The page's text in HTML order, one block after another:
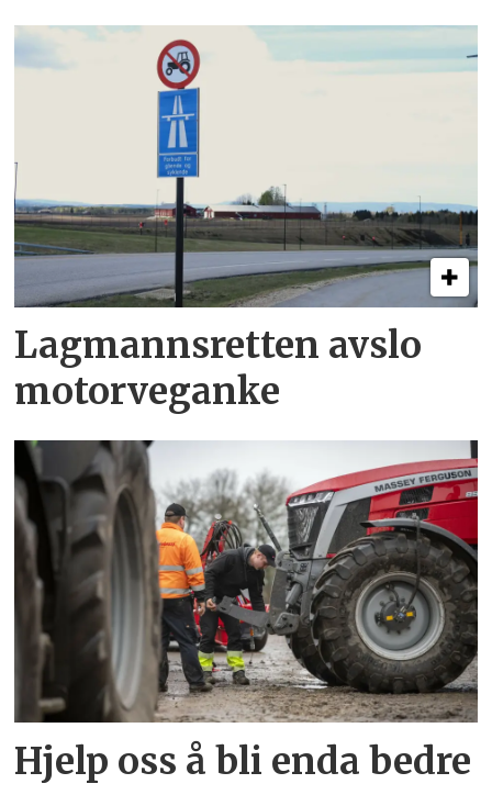
Lagmannsretten avslo
motorveganke
Hjelp oss å bli enda bedre